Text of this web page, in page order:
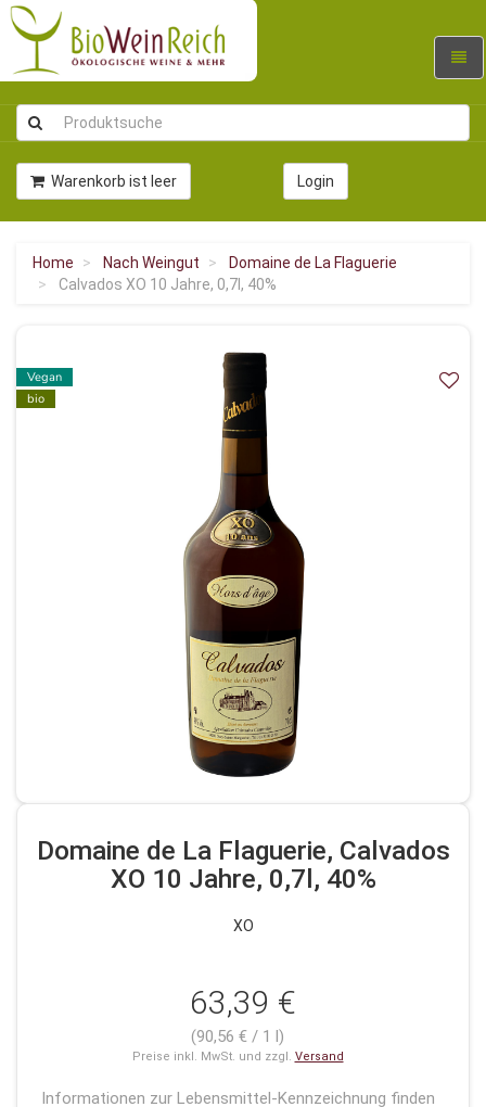
Warenkorb ist leer Login
Home Nach Weingut
Domaine de La Flaguerie
Calvados XO 10 Jahre, 0,7l, 40%
Vegan
bio
Domaine de La Flaguerie, Calvados
XO 10 Jahre, 0,7l, 40%
XO
63,39 €
(90,56 € / 1 l)
Preise inkl. MwSt. und zzgl. Versand
Informationen zur Lebensmittel-Kennzeichnung finden